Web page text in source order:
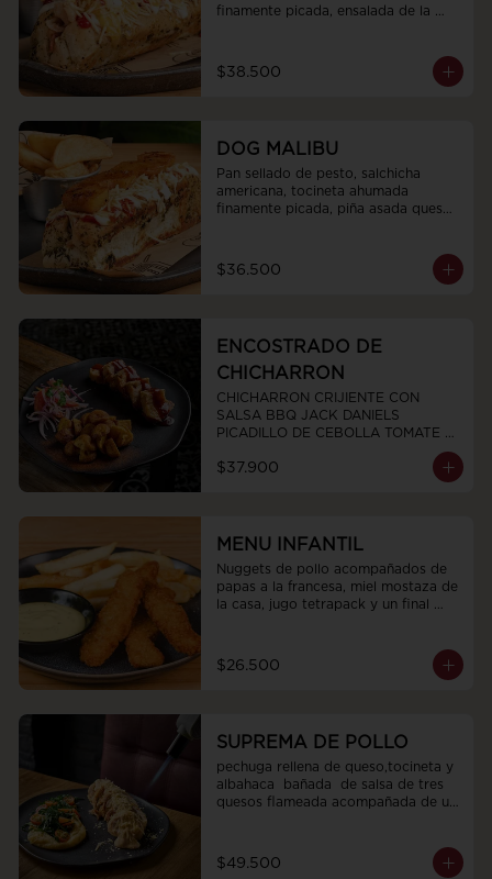
finamente picada, ensalada de la
$38.500
DOG MALIBU
Pan sellado de pesto, salchicha
americana, tocineta ahumada
finamente picada, piña asada queso
$36.500
ENCOSTRADO DE
CHICHARRON
CHICHARRON CRIJIENTE CON
SALSA BBQ JACK DANIELS
PICADILLO DE CEBOLLA TOMATE Y
$37.900
MENU INFANTIL
Nuggets de pollo acompañados de
papas a la francesa, miel mostaza de
la casa, jugo tetrapack y un final
$26.500
SUPREMA DE POLLO
pechuga rellena de queso,tocineta y
albahaca  bañada  de salsa de tres
quesos flameada acompañada de un
pimienta
$49.500